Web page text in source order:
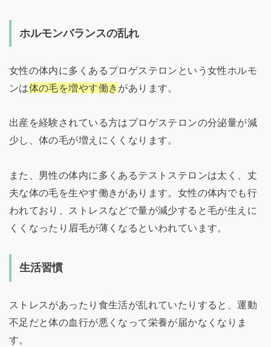
ホルモンバランスの乱れ
女性の体内に多くあるプロゲステロンという女性ホルモ
ンは体の毛を増やす働き があります。
出産を経験されている方はプロゲステロンの分泌量が減
少し、体の毛が増えにくくなります。
また、男性の体内に多くあるテストステロンは太く、丈
夫な体の毛を生やす働きがあります。女性の体内でも行
われており、ストレスなどで量が減少すると毛が生えに
くくなったり眉毛が薄くなるといわれています。
生活習慣
ストレスがあったり食生活が乱れていたりすると、運動
不足だと体の血行が悪くなって栄養が届かなくなりま
す。